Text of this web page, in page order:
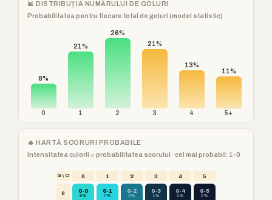
📊 DISTRIBUȚIA NUMĂRULUI DE GOLURI
Probabilitatea pentru fiecare total de goluri (model statistic)
8%
0
21%
1
26%
2
21%
3
13%
4
11%
5+
🔥 HARTĂ SCORURI PROBABILE
Intensitatea culorii = probabilitatea scorului · cel mai probabil: 1–0
G \ O 0 1 2 3 4 5
0 0-0
8%
0-1
7%
0-2
3%
0-3
1%
0-4
0%
0-5
0%